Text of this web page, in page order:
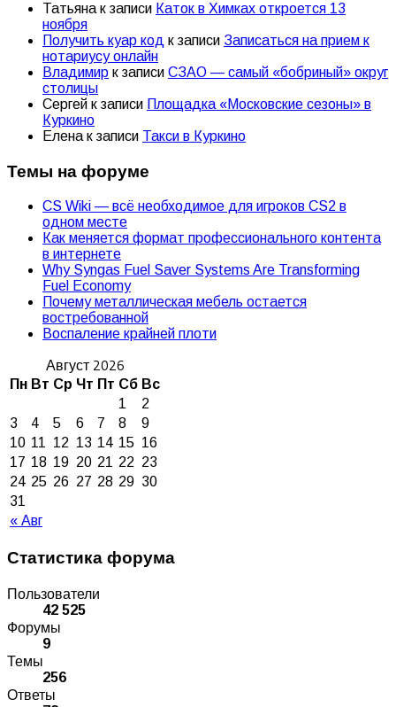
Татьяна к записи Каток в Химках откроется 13
ноября
Получить куар код к записи Записаться на прием к
нотариусу онлайн
Владимир к записи СЗАО — самый «бобриный» округ
столицы
Сергей к записи Площадка «Московские сезоны» в
Куркино
Елена к записи Такси в Куркино
Темы на форуме
CS Wiki — всё необходимое для игроков CS2 в
одном месте
Как меняется формат профессионального контента
в интернете
Why Syngas Fuel Saver Systems Are Transforming
Fuel Economy
Почему металлическая мебель остается
востребованной
Воспаление крайней плоти
Август 2026
Пн Вт Ср Чт Пт Сб Вс
« Авг
1
2
3
4 5 6 7 8
9
10 11 12 13 14 15 16
17 18 19 20 21 22 23
24 25 26 27 28 29 30
31
Статистика форума
Пользователи
42 525
Форумы
9
Темы
256
Ответы